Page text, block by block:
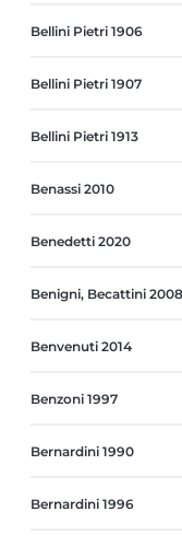
Bellini Pietri 1906
Bellini Pietri 1907
Bellini Pietri 1913
Benassi 2010
Benedetti 2020
Benigni, Becattini 2008
Benvenuti 2014
Benzoni 1997
Bernardini 1990
Bernardini 1996